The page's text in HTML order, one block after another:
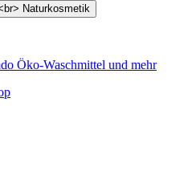
Öko-Waschmittel und mehr